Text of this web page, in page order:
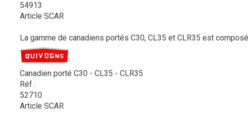
54913
Article SCAR
La gamme de canadiens portés C30, CL35 et CLR35 est
Canadien porté C30 - CL35 - CLR35
Réf :
52710
Article SCAR